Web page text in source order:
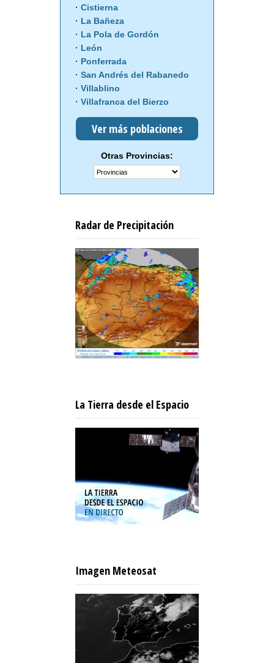
Cistierna
La Bañeza
La Pola de Gordón
León
Ponferrada
San Andrés del Rabanedo
Villablino
Villafranca del Bierzo
Ver más poblaciones
Otras Provincias:
Radar de Precipitación
La Tierra desde el Espacio
Imagen Meteosat